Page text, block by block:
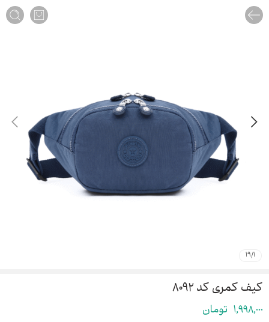
1
/
19
کیف کمری کد ۸۰۹۲
1,998,000 تومان